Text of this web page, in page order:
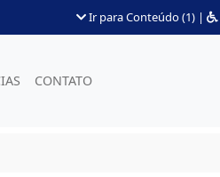
Ir para Conteúdo (1) |
CONTATO